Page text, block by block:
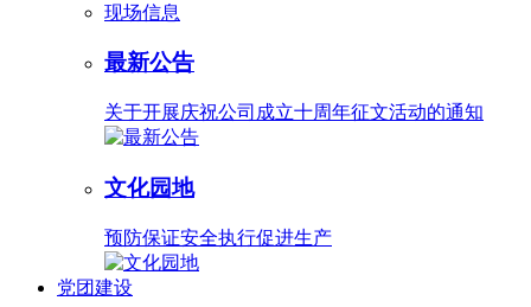
现场信息
最新公告
关于开展庆祝公司成立十周年征文活动的通知
文化园地
预防保证安全执行促进生产
党团建设